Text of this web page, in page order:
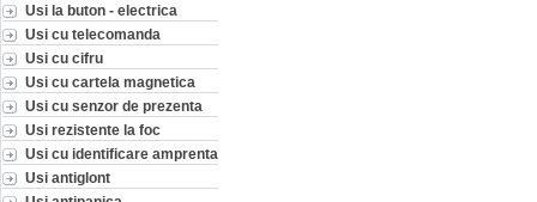
Usi la buton - electrica
Usi cu telecomanda
Usi cu cifru
Usi cu cartela magnetica
Usi cu senzor de prezenta
Usi rezistente la foc
Usi cu identificare amprenta
Usi antiglont